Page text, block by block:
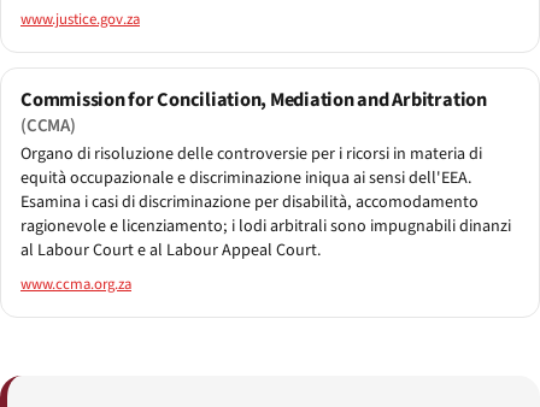
www.justice.gov.za
Commission for Conciliation, Mediation and Arbitration
(CCMA)
Organo di risoluzione delle controversie per i ricorsi in materia di
equità occupazionale e discriminazione iniqua ai sensi dell'EEA.
Esamina i casi di discriminazione per disabilità, accomodamento
ragionevole e licenziamento; i lodi arbitrali sono impugnabili dinanzi
al Labour Court e al Labour Appeal Court.
www.ccma.org.za